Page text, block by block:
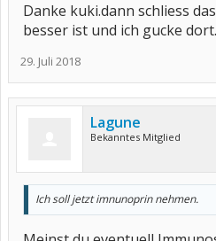
Danke kuki.dann schliess
besser ist und ich gucke
29. Juli 2018
Lagune
Bekanntes Mitglied
Ich soll jetzt imnunoprin nehmen.